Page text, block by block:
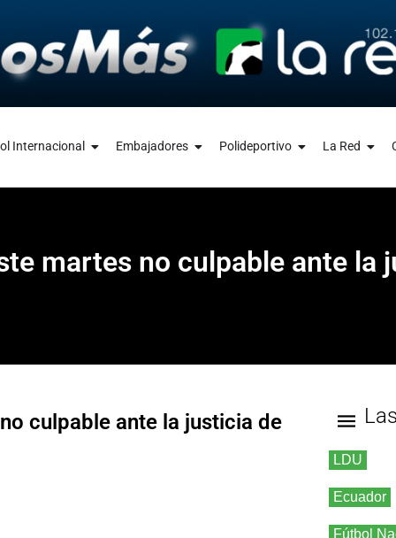
Internacional Embajadores Polideportivo La Red
martes no culpable ante la
culpable ante la justicia de
LDU
Ecuador
Fútbol